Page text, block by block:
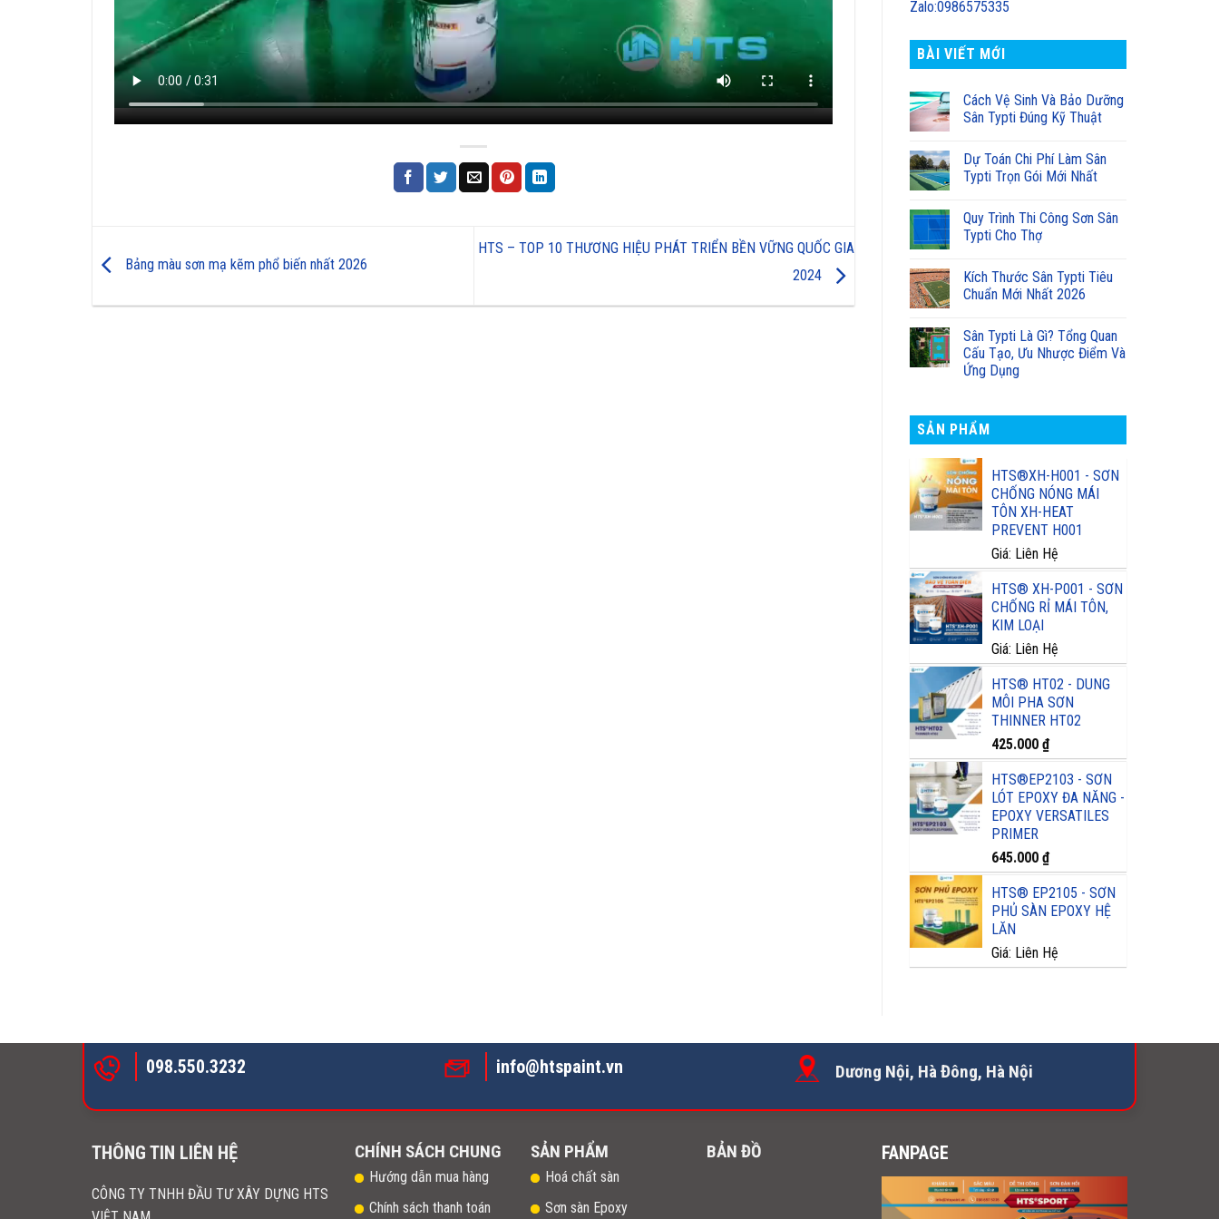
Bảng màu sơn mạ kẽm phổ biến nhất 2026
HTS – TOP 10 THƯƠNG HIỆU PHÁT TRIỂN BỀN VỮNG QUỐC GIA
2024
Zalo:0986575335
BÀI VIẾT MỚI
Cách Vệ Sinh Và Bảo Dưỡng
Sân Typti Đúng Kỹ Thuật
Dự Toán Chi Phí Làm Sân
Typti Trọn Gói Mới Nhất
Quy Trình Thi Công Sơn Sân
Typti Cho Thợ
Kích Thước Sân Typti Tiêu
Chuẩn Mới Nhất 2026
Sân Typti Là Gì? Tổng Quan
Cấu Tạo, Ưu Nhược Điểm Và
Ứng Dụng
SẢN PHẨM
HTS®XH-H001 - SƠN
CHỐNG NÓNG MÁI
TÔN XH-HEAT
PREVENT H001
Giá: Liên Hệ
HTS® XH-P001 - SƠN
CHỐNG RỈ MÁI TÔN,
KIM LOẠI
Giá: Liên Hệ
HTS® HT02 - DUNG
MÔI PHA SƠN
THINNER HT02
425.000 ₫
HTS®EP2103 - SƠN
LÓT EPOXY ĐA NĂNG -
EPOXY VERSATILES
PRIMER
645.000 ₫
HTS® EP2105 - SƠN
PHỦ SÀN EPOXY HỆ
LĂN
Giá: Liên Hệ
098.550.3232 info@htspaint.vn Dương Nội, Hà Đông, Hà Nội
THÔNG TIN LIÊN HỆ
CÔNG TY TNHH ĐẦU TƯ XÂY DỰNG HTS
CHÍNH SÁCH CHUNG
Hướng dẫn mua hàng
Chính sách thanh toán
SẢN PHẨM
Hoá chất sàn
Sơn sàn Epoxy
BẢN ĐỒ FANPAGE